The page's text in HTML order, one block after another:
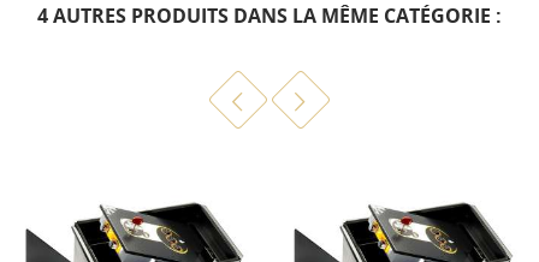
4 AUTRES PRODUITS DANS LA MÊME CATÉGORIE :